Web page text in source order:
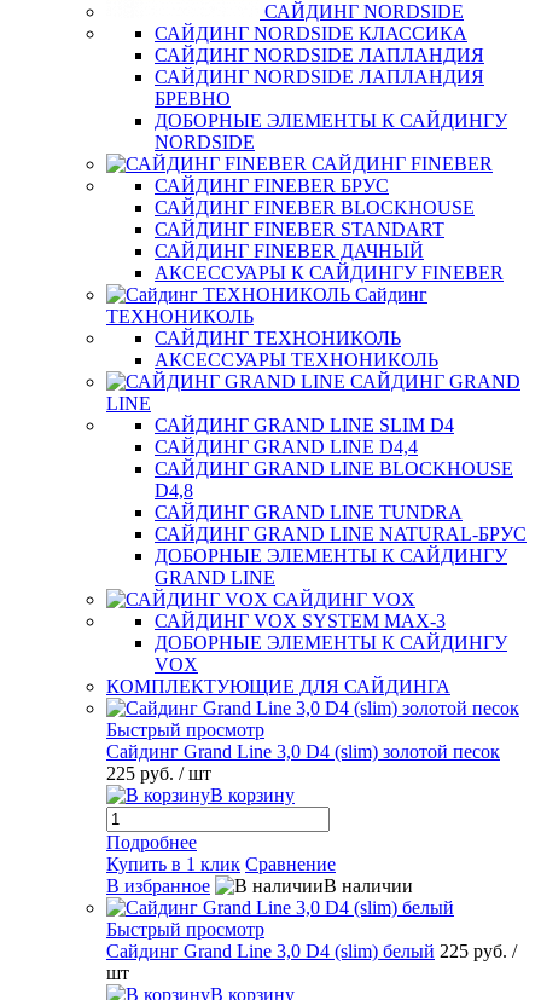
САЙДИНГ NORDSIDE
САЙДИНГ NORDSIDE КЛАССИКА
САЙДИНГ NORDSIDE ЛАПЛАНДИЯ
САЙДИНГ NORDSIDE ЛАПЛАНДИЯ
БРЕВНО
ДОБОРНЫЕ ЭЛЕМЕНТЫ К САЙДИНГУ
NORDSIDE
САЙДИНГ FINEBER
САЙДИНГ FINEBER БРУС
САЙДИНГ FINEBER BLOCKHOUSE
САЙДИНГ FINEBER STANDART
САЙДИНГ FINEBER ДАЧНЫЙ
АКСЕССУАРЫ К САЙДИНГУ FINEBER
Сайдинг
ТЕХНОНИКОЛЬ
САЙДИНГ ТЕХНОНИКОЛЬ
АКСЕССУАРЫ ТЕХНОНИКОЛЬ
САЙДИНГ GRAND
LINE
САЙДИНГ GRAND LINE SLIM D4
САЙДИНГ GRAND LINE D4,4
САЙДИНГ GRAND LINE BLOCKHOUSE
D4,8
САЙДИНГ GRAND LINE TUNDRA
САЙДИНГ GRAND LINE NATURAL-БРУС
ДОБОРНЫЕ ЭЛЕМЕНТЫ К САЙДИНГУ
GRAND LINE
САЙДИНГ VOX
САЙДИНГ VOX SYSTEM MAX-3
ДОБОРНЫЕ ЭЛЕМЕНТЫ К САЙДИНГУ
VOX
КОМПЛЕКТУЮЩИЕ ДЛЯ САЙДИНГА
Быстрый просмотр
Сайдинг Grand Line 3,0 D4 (slim) золотой песок
225 руб. / шт
В корзину
Подробнее
Купить в 1 клик Сравнение
В избранное
В наличии
Быстрый просмотр
Сайдинг Grand Line 3,0 D4 (slim) белый 225 руб. /
шт
В корзину